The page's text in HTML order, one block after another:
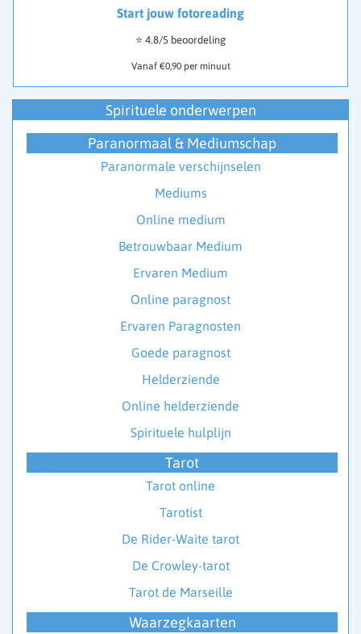
Start jouw fotoreading
⭐ 4.8/5 beoordeling
Vanaf €0,90 per minuut
Spirituele onderwerpen
Paranormaal & Mediumschap
Paranormale verschijnselen
Mediums
Online medium
Betrouwbaar Medium
Ervaren Medium
Online paragnost
Ervaren Paragnosten
Goede paragnost
Helderziende
Online helderziende
Spirituele hulplijn
Tarot
Tarot online
Tarotist
De Rider-Waite tarot
De Crowley-tarot
Tarot de Marseille
Waarzegkaarten